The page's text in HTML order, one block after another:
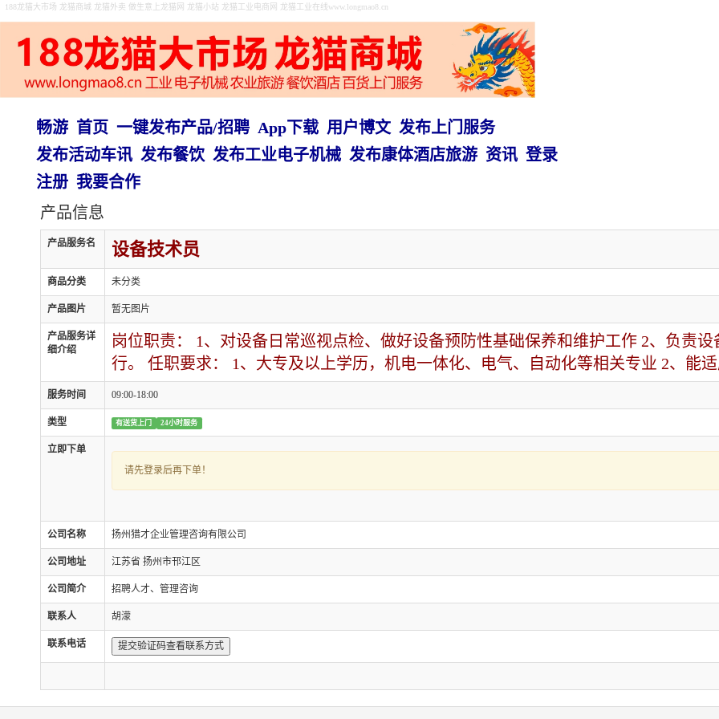
188龙猫大市场 龙猫商城 龙猫外卖 做生意上龙猫网 龙猫小站 龙猫工业电商网 龙猫工业在线www.longmao8.cn
畅游 首页 一键发布产品/招聘 App下载 用户博文 发布上门服务
发布活动车讯 发布餐饮 发布工业电子机械 发布康体酒店旅游 资讯 登录
注册 我要合作
产品信息
产品服务名 设备技术员
商品分类 未分类
产品图片 暂无图片
产品服务详
细介绍
岗位职责： 1、对设备日常巡视点检、做好设备预防性基础保养和维护工作 2、负责
行。 任职要求： 1、大专及以上学历，机电一体化、电气、自动化等相关专业 2、能
服务时间 09:00-18:00
类型 有送货上门 24小时服务
立即下单
请先登录后再下单！
公司名称 扬州猎才企业管理咨询有限公司
公司地址 江苏省 扬州市邗江区
公司简介 招聘人才、管理咨询
联系人 胡濛
联系电话 提交验证码查看联系方式